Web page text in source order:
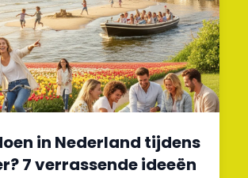
in Nederland tijdens
7 verrassende ideeën